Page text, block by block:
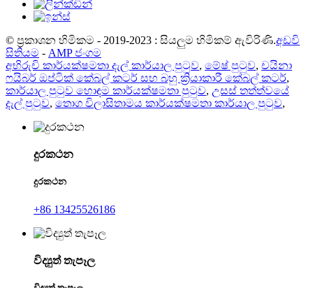
© ප්‍රකාශන හිමිකම - 2019-2023 : සියලුම හිමිකම් ඇවිරිණි.අඩවි
සිතියම - AMP ජංගම
අභිරුචි කාර්යක්ෂමතා දැල් කාර්යාල පුටුව, මේෂ් පුටුව, චයිනා
ෆයිබර් ඔප්ටික් කේබල් කටර් සහ බහු ක්‍රියාකාරී කේබල් කටර්,
කාර්යාල පුටුව හොඳම කාර්යක්ෂමතා පුටුව, උසස් තත්ත්වයේ
දැල් පුටුව, තොග විලාසිතාමය කාර්යක්ෂමතා කාර්යාල පුටුව,
දුරකථන
දුරකථන
+86 13425526186
විද්‍යුත් තැපෑල